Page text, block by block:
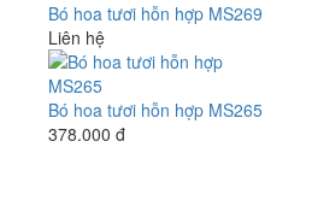
Bó hoa tươi hỗn hợp MS269
Liên hệ
Bó hoa tươi hỗn hợp MS265
378.000 đ